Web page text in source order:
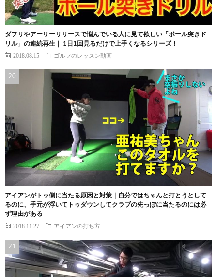
ダフリやアーリーリリースで悩んでいる人に見て欲しい「ボール突きド
リル」の連続再生｜ 1日1回見るだけで上手くなるシリーズ！
2018.08.15 ゴルフのレッスン動画
アイアンがトゥ側に当たる原因と対策｜自分ではちゃんと打とうとして
るのに、手元が浮いてトゥダウンしてクラブの先っぽに当たるのには必
ず理由がある
2018.11.27 アイアンの打ち方